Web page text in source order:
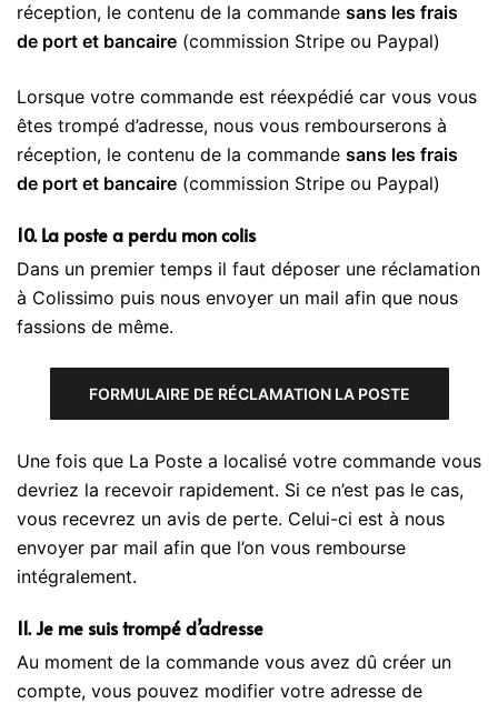
réception, le contenu de la commande sans les frais
de port et bancaire (commission Stripe ou Paypal)
Lorsque votre commande est réexpédié car vous vous
êtes trompé d’adresse, nous vous rembourserons à
réception, le contenu de la commande sans les frais
de port et bancaire (commission Stripe ou Paypal)
10. La poste a perdu mon colis
Dans un premier temps il faut déposer une réclamation
à Colissimo puis nous envoyer un mail afin que nous
fassions de même.
FORMULAIRE DE RÉCLAMATION LA POSTE
Une fois que La Poste a localisé votre commande vous
devriez la recevoir rapidement. Si ce n’est pas le cas,
vous recevrez un avis de perte. Celui-ci est à nous
envoyer par mail afin que l’on vous rembourse
intégralement.
11. Je me suis trompé d’adresse
Au moment de la commande vous avez dû créer un
compte, vous pouvez modifier votre adresse de